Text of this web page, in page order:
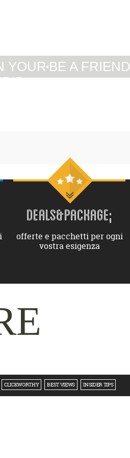
YOUR BE A FRIEND
DEALS&PACKAGE;
offerte e pacchetti per ogni
vostra esigenza
CLICKWORTHY BEST VIEWS INSIDER TIPS